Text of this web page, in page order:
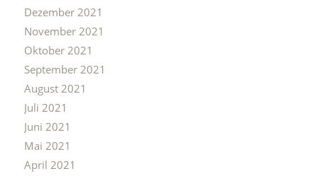
Dezember 2021
November 2021
Oktober 2021
September 2021
August 2021
Juli 2021
Juni 2021
Mai 2021
April 2021